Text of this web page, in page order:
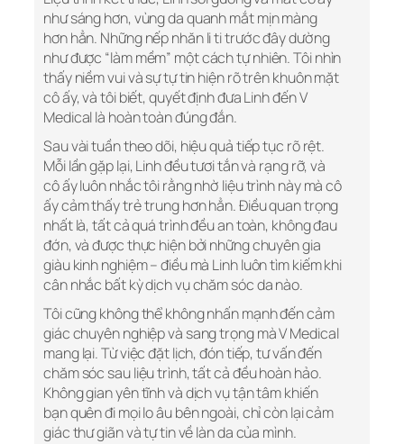
như sáng hơn, vùng da quanh mắt mịn màng
hơn hẳn. Những nếp nhăn li ti trước đây dường
như được “làm mềm” một cách tự nhiên. Tôi nhìn
thấy niềm vui và sự tự tin hiện rõ trên khuôn mặt
cô ấy, và tôi biết, quyết định đưa Linh đến V
Medical là hoàn toàn đúng đắn.
Sau vài tuần theo dõi, hiệu quả tiếp tục rõ rệt.
Mỗi lần gặp lại, Linh đều tươi tắn và rạng rỡ, và
cô ấy luôn nhắc tôi rằng nhờ liệu trình này mà cô
ấy cảm thấy trẻ trung hơn hẳn. Điều quan trọng
nhất là, tất cả quá trình đều an toàn, không đau
đớn, và được thực hiện bởi những chuyên gia
giàu kinh nghiệm – điều mà Linh luôn tìm kiếm khi
cân nhắc bất kỳ dịch vụ chăm sóc da nào.
Tôi cũng không thể không nhấn mạnh đến cảm
giác chuyên nghiệp và sang trọng mà V Medical
mang lại. Từ việc đặt lịch, đón tiếp, tư vấn đến
chăm sóc sau liệu trình, tất cả đều hoàn hảo.
Không gian yên tĩnh và dịch vụ tận tâm khiến
bạn quên đi mọi lo âu bên ngoài, chỉ còn lại cảm
giác thư giãn và tự tin về làn da của mình.